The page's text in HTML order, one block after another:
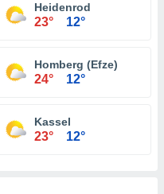
Heidenrod
23° 12°
Homberg (Efze)
24° 12°
Kassel
23° 12°